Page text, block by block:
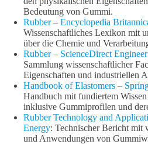
Bedeutung von Gummi.
Rubber – Encyclopedia
Wissenschaftliches Lexikon mit
über die Chemie und
Rubber – ScienceDirect
Sammlung wissenschaftlicher
Eigenschaften und industriellen
Handbook of Elastomers –
Handbuch mit fundiertem
inklusive Gummiprofilen und
Rubber Technology and
Energy: Technischer Bericht mit
und Anwendungen von